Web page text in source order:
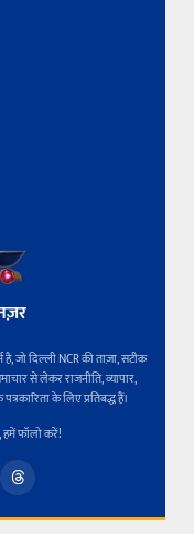
जो दिल्ली NCR की ताज़ा, सटीक
से लेकर राजनीति, व्यापार,
के लिए प्रतिबद्ध हैं।
हमें फॉलो करें!